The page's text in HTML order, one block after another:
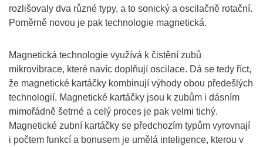
rozlišovaly dva různé typy, a to sonický a oscilačně rotační.
Poměrně novou je pak technologie magnetická.
Magnetická technologie využívá k čistění zubů
mikrovibrace, které navíc doplňují oscilace. Dá se tedy říct,
že magnetické kartáčky kombinují výhody obou předešlých
technologií. Magnetické kartáčky jsou k zubům i dásním
mimořádně šetrné a celý proces je pak velmi tichý.
Magnetické zubní kartáčky se předchozím typům vyrovnají
i počtem funkcí a bonusem je umělá inteligence, kterou v